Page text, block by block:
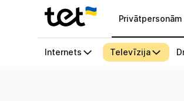
Privātpersonām